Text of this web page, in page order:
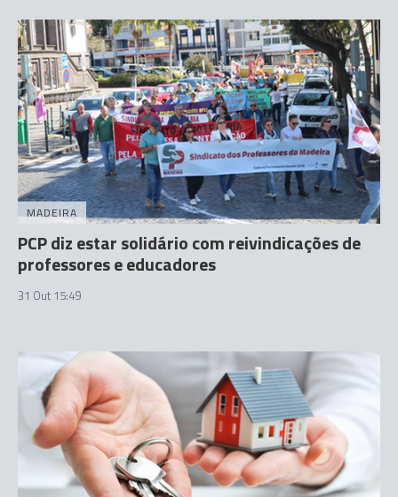
MADEIRA
PCP diz estar solidário com reivindicações de
professores e educadores
31 Out 15:49